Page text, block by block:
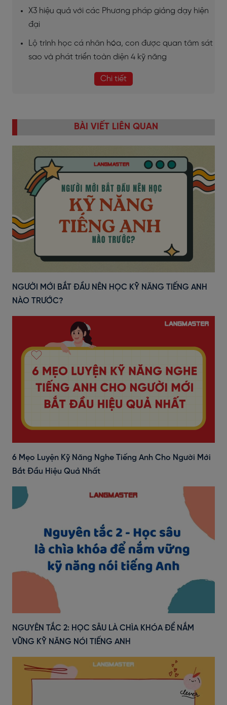
X3 hiệu quả với các Phương pháp giảng dạy hiện
đại
Lộ trình học cá nhân hóa, con được quan tâm sát
sao và phát triển toàn diện 4 kỹ năng
Chi tiết
BÀI VIẾT LIÊN QUAN
NGƯỜI MỚI BẮT ĐẦU NÊN HỌC KỸ NĂNG TIẾNG ANH
NÀO TRƯỚC?
6 Mẹo Luyện Kỹ Năng Nghe Tiếng Anh Cho Người Mới
Bắt Đầu Hiệu Quả Nhất
NGUYÊN TẮC 2: HỌC SÂU LÀ CHÌA KHÓA ĐỂ NẮM
VỮNG KỸ NĂNG NÓI TIẾNG ANH